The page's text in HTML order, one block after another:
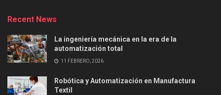
Recent News
La ingeniería mecánica en la era de la
automatización total
11 FEBRERO, 2026
Robótica y Automatización en Manufactura
Textil